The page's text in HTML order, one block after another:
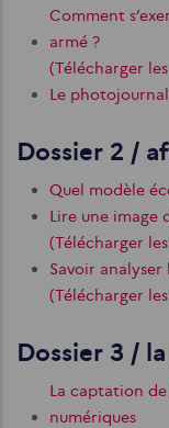
Comment
armé ?
(Télécharger
Le
Dossier 2 /
Quel modèle
Lire une image
(Télécharger
Savoir
(Télécharger
Dossier 3 /
La captation
numériques